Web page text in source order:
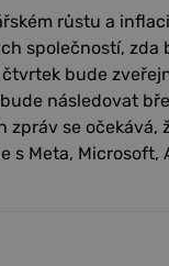
růstu a
společností, zda
bude
následovat
zpráv se
s Meta, Microsoft,